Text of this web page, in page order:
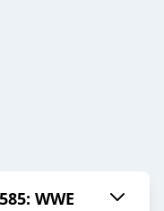
WWE